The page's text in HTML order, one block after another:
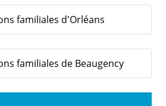
familiales d'Orléans
familiales de Beaugency